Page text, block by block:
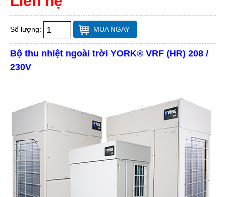
Số lượng: MUA NGAY
Bộ thu nhiệt ngoài trời YORK® VRF (HR) 208 /
230V